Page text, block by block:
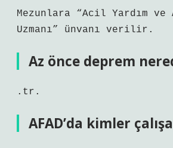
Mezunlara “Acil Yardım ve
Uzmanı” ünvanı verilir.
Az önce deprem
.tr.
AFAD’da kimler